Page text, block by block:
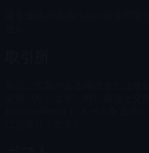
通常価格の商品のみが返金可能
商品に欠陥がある場合または
交換いたします。同じ商品と交
{email address} にメールを送信